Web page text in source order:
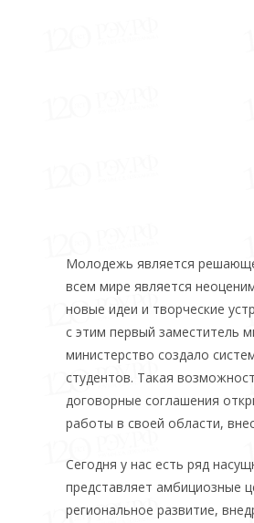
Молодежь является
всем мире является
новые идеи и творческие
с этим первый заместитель
министерство создало
студентов. Такая
договорные соглашения
работы в своей области,
Сегодня у нас есть ряд
представляет амбициозные
региональное развитие,